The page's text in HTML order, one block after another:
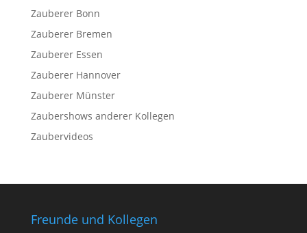
Zauberer Bonn
Zauberer Bremen
Zauberer Essen
Zauberer Hannover
Zauberer Münster
Zaubershows anderer Kollegen
Zaubervideos
Freunde und Kollegen